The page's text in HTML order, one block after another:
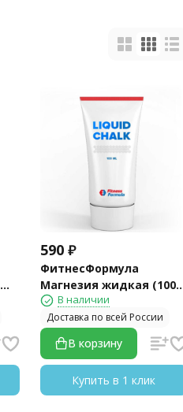
590 ₽
ФитнесФормула
Магнезия жидкая (100
мл)В наличии
Доставка по всей России
В корзину
Купить в 1 клик